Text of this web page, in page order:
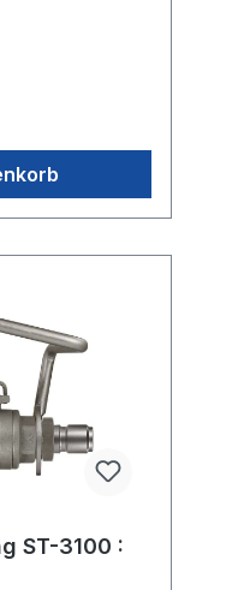
ST-3100 :